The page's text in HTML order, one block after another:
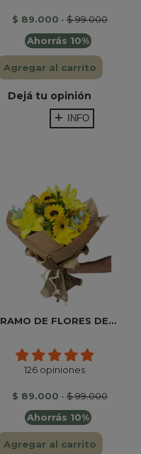
$ 89.000 -$ 99.000
Ahorrás 10%
Agregar al carrito
Dejá tu opinión
INFO
RAMO DE FLORES DE...
126 opiniones
$ 89.000 -$ 99.000
Ahorrás 10%
Agregar al carrito